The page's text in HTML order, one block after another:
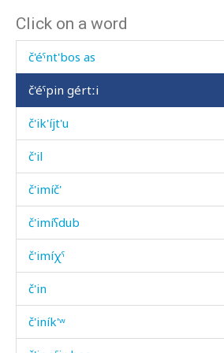
Click on a word
č'éˤnt'bos
č'éˤnt'bos as
č'éˤpin gértːi
č'ik'íjt'u
č'il
č'imíč'
č'imíʕdub
č'imíχˤ
č'in
č'iník'ʷ